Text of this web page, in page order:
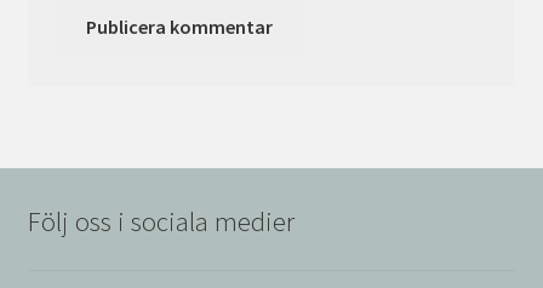
Följ oss i sociala medier